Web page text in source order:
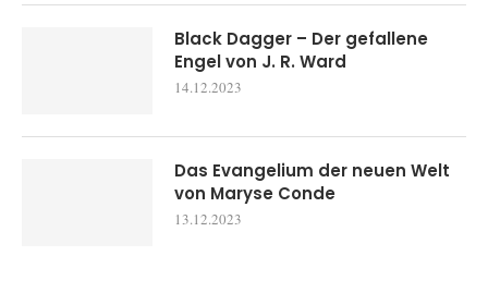
Black Dagger – Der gefallene
Engel von J. R. Ward
14.12.2023
Das Evangelium der neuen Welt
von Maryse Conde
13.12.2023